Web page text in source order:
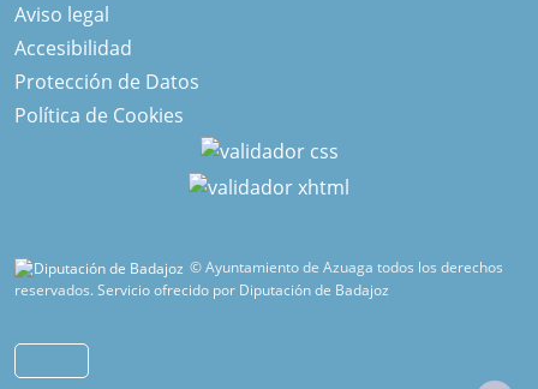
Aviso legal
Accesibilidad
Protección de Datos
Política de Cookies
© Ayuntamiento de Azuaga todos los derechos
reservados.Servicio ofrecido por Diputación de Badajoz